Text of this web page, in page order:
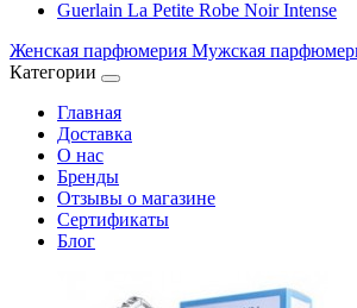
Guerlain La Petite Robe Noir Intense
Женская парфюмерия Мужская
Категории
Главная
Доставка
О нас
Бренды
Отзывы о магазине
Сертификаты
Блог